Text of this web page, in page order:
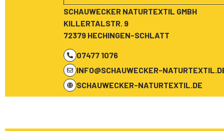
SCHAUWECKER NATURTEXTIL GMBH
KILLERTALSTR. 9
72379 HECHINGEN-SCHLATT
07477 1076
INFO@SCHAUWECKER-
SCHAUWECKER-NATURTEXTIL.DE